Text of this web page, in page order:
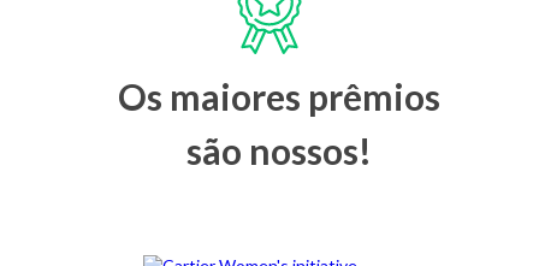
Os maiores prêmios
são nossos!